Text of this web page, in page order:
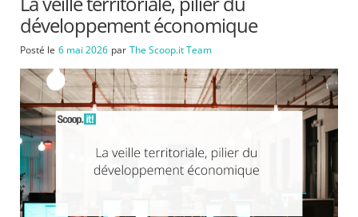
développement économique
Posté le 6 mai 2026 par The Scoop.it Team